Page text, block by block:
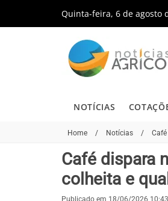
Quinta-feira, 6 de agosto
NOTÍCIAS
Home / Notícias / Café
Café dispara
colheita e
Publicado em 18/06/2026